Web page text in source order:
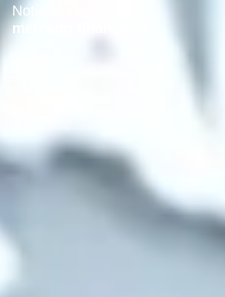
Notícias do
mercado financeiro